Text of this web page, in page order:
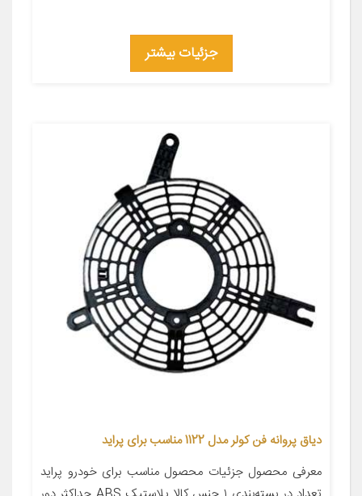
جزئیات بیشتر
دیاق پروانه فن کولر مدل 1122 مناسب برای پراید
معرفی محصول جزئیات محصول مناسب برای خودرو پراید